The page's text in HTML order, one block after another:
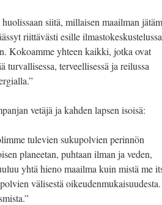
siitä, millaisen maailman
riittävästi esille
Kokoamme yhteen kaikki, jotka ovat
turvallisessa, terveellisessä ja reilussa
vetäjä ja kahden lapsen isoisä:
tulevien sukupolvien perinnön
planeetan, puhtaan ilman ja veden,
yhtä hieno maailma kuin mistä me
välisestä oikeudenmukaisuudesta.